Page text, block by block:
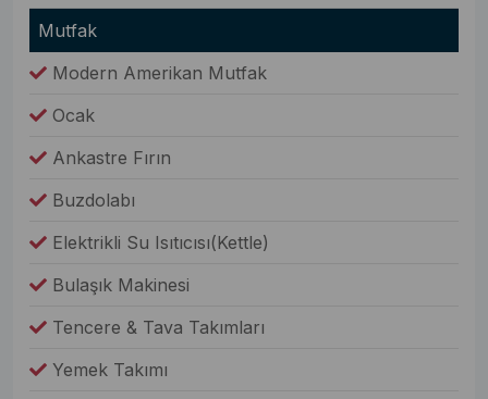
Mutfak
Modern Amerikan Mutfak
Ocak
Ankastre Fırın
Buzdolabı
Elektrikli Su Isıtıcısı(Kettle)
Bulaşık Makinesi
Tencere & Tava Takımları
Yemek Takımı